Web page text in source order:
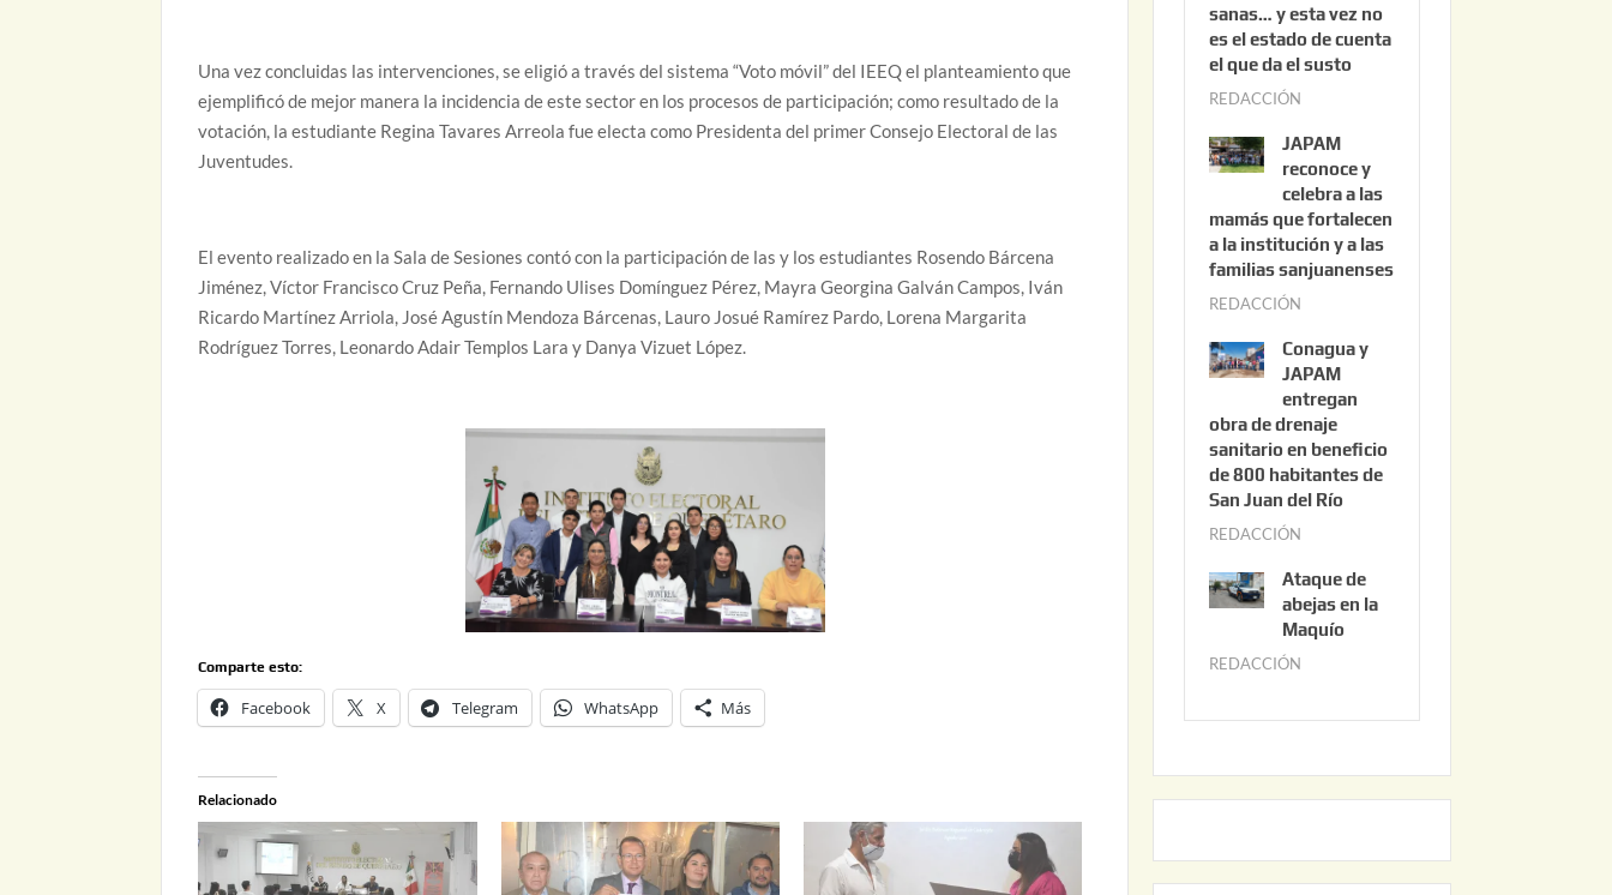
Una vez concluidas las intervenciones, se eligió a través del sistema “Voto móvil” del IEEQ el planteamiento que
ejemplificó de mejor manera la incidencia de este sector en los procesos de participación; como resultado de la
votación, la estudiante Regina Tavares Arreola fue electa como Presidenta del primer Consejo Electoral de las
Juventudes.
El evento realizado en la Sala de Sesiones contó con la participación de las y los estudiantes Rosendo Bárcena
Jiménez, Víctor Francisco Cruz Peña, Fernando Ulises Domínguez Pérez, Mayra Georgina Galván Campos, Iván
Ricardo Martínez Arriola, José Agustín Mendoza Bárcenas, Lauro Josué Ramírez Pardo, Lorena Margarita
Rodríguez Torres, Leonardo Adair Templos Lara y Danya Vizuet López.
Comparte esto:
Facebook X Telegram WhatsApp Más
Relacionado
sanas… y esta vez no
es el estado de cuenta
el que da el susto
REDACCIÓN
s
t
o
3
0
2
6
JAPAM
reconoce y
celebra a las
mamás que fortalecen
a la institución y a las
familias sanjuanenses
REDACCIÓN
n
i
o
3
0
0
2
6
Conagua y
JAPAM
entregan
obra de drenaje
sanitario en beneficio
de 800 habitantes de
San Juan del Río
REDACCIÓN
n
i
0
2
Ataque de
abejas en la
Maquío
REDACCIÓN
y